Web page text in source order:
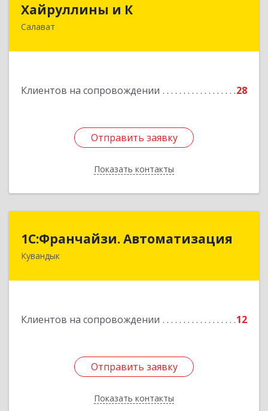
Хайруллины и К
Салават
Клиентов на сопровождении 28
Отправить заявку
Показать контакты
Отправить заявку
Назад
1С:Франчайзи. Автоматизация
Кувандык
Клиентов на сопровождении 12
Отправить заявку
Показать контакты
1С:Франчайзи. Автоматизация
462220, Оренбургская обл, Кувандыкский р-н,
Отправить заявку
Назад